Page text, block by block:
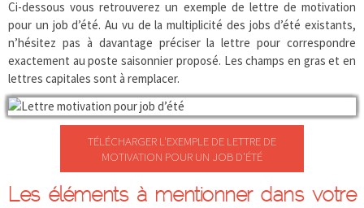
Ci-dessous vous retrouverez un exemple de lettre de motivation
pour un job d’été. Au vu de la multiplicité des jobs d’été existants,
n’hésitez pas à davantage préciser la lettre pour correspondre
exactement au poste saisonnier proposé. Les champs en gras et en
lettres capitales sont à remplacer.
TÉLÉCHARGER L'EXEMPLE DE LETTRE DE
MOTIVATION POUR UN JOB D'ÉTÉ
Les éléments à mentionner dans votre